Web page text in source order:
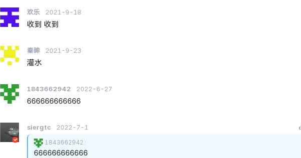
欢乐 2021-9-18
收到 收到
秦眸 2021-9-23
灌水
1843662942 2022-6-27
666666666666
siergtc 2022-7-1
1843662942
666666666666